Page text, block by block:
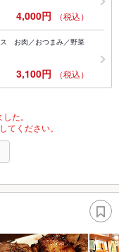
4,000円 （税込）
ス お肉／おつまみ／野菜
3,100円 （税込）
た。
てください。